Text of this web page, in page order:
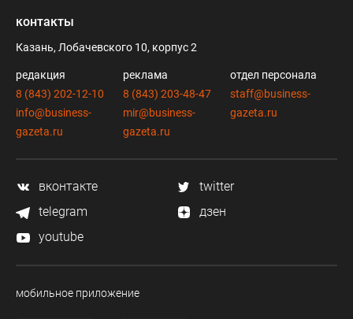
контакты
Казань, Лобачевского 10, корпус 2
редакция
8 (843) 202-12-10
info@business-
gazeta.ru
реклама
8 (843) 203-48-47
mir@business-
gazeta.ru
отдел персонала
staff@business-
gazeta.ru
вконтакте
twitter
telegram
дзен
youtube
мобильное приложение